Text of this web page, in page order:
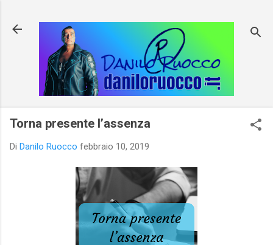
Torna presente l’assenza
Di Danilo Ruocco febbraio 10, 2019